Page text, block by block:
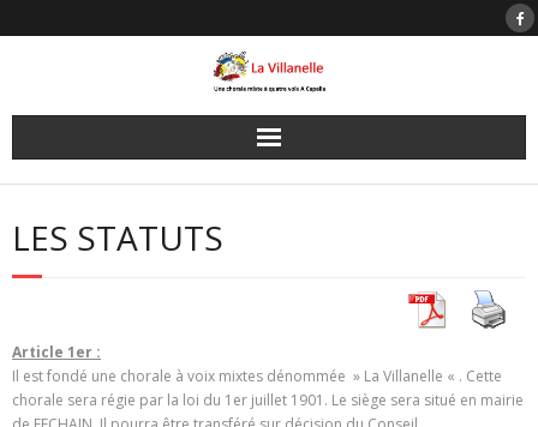
to
LES STATUTS
Article 1er :
Il est fondé une chorale à voix mixtes dénommée » La Villanelle « . Cette
chorale sera régie par la loi du 1er juillet 1901. Le siège sera situé en mairie